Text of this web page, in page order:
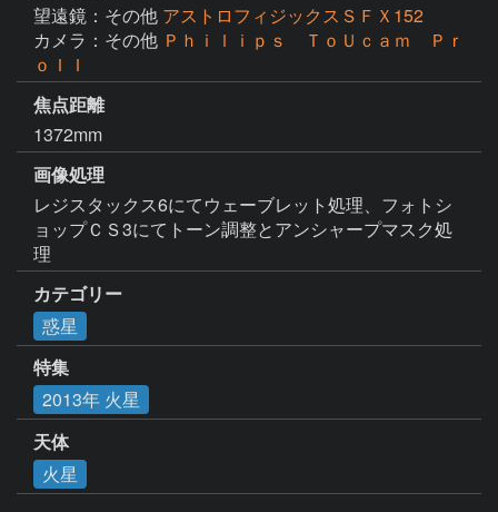
望遠鏡：その他 アストロフィジックスＳＦＸ152
カメラ：その他 Ｐｈｉｌｉｐｓ ＴｏＵｃａｍ Ｐｒ
ｏＩＩ
焦点距離
1372mm
画像処理
レジスタックス6にてウェーブレット処理、フォトシ
ョップＣＳ3にてトーン調整とアンシャープマスク処
理
カテゴリー
惑星
特集
2013年 火星
天体
火星